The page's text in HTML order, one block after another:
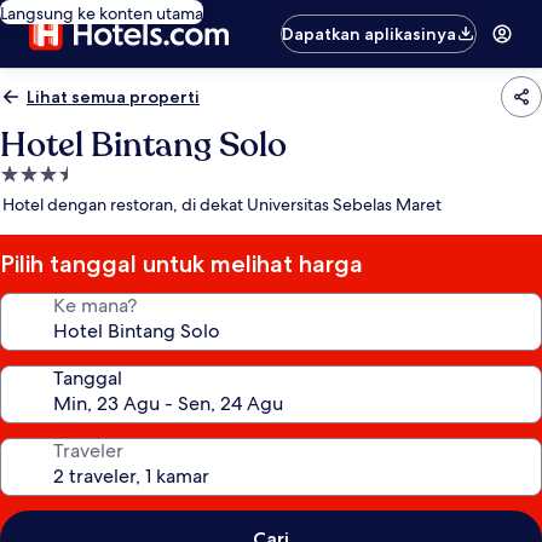
Langsung ke konten utama
Dapatkan aplikasinya
Lihat semua properti
Hotel Bintang Solo
Properti
bintang
Hotel dengan restoran, di dekat Universitas Sebelas Maret
Pilih tanggal untuk melihat harga
Ke mana?
Tanggal
Traveler